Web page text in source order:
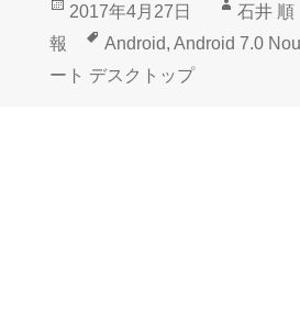
投
日:
2017年4月27日
作
成
石井 順
報
タ
グ
Android, Android 7.0
ート デスクトップ